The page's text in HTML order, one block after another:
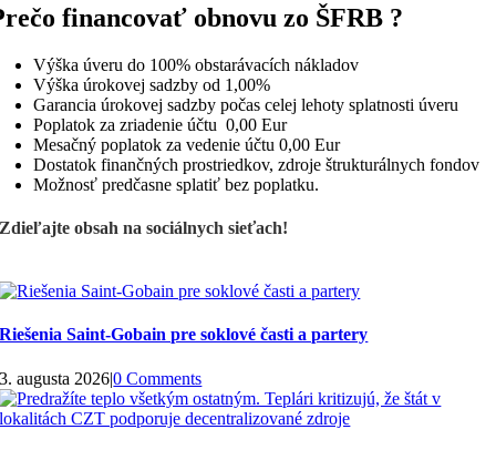
financovať obnovu zo ŠFRB ?
Výška úveru do 100% obstarávacích nákladov
Výška úrokovej sadzby od 1,00%
Garancia úrokovej sadzby počas celej lehoty splatnosti úveru
Poplatok za zriadenie účtu 0,00 Eur
Mesačný poplatok za vedenie účtu 0,00 Eur
Dostatok finančných prostriedkov, zdroje štrukturálnych fondov
Možnosť predčasne splatiť bez poplatku.
Zdieľajte obsah na sociálnych sieťach!
Riešenia Saint-Gobain pre soklové časti a partery
3. augusta 2026|0 Comments